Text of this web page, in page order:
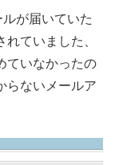
が届いていた
ていました、
ていなかったの
らないメールア